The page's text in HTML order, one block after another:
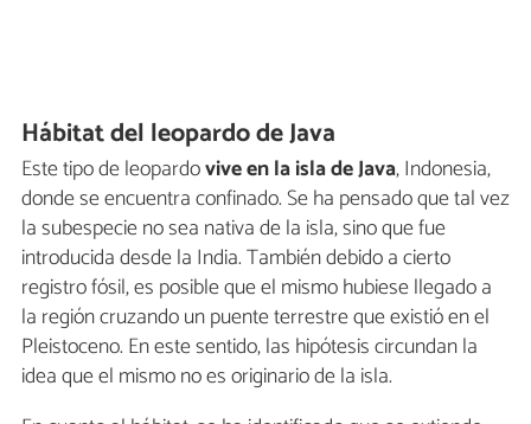
Hábitat del leopardo de Java
Este tipo de leopardovive en la isla de Java, Indonesia,
donde se encuentra confinado. Se ha pensado que tal vez
la subespecie no sea nativa de la isla, sino que fue
introducida desde la India. También debido a cierto
registro fósil, es posible que el mismo hubiese llegado a
la región cruzando un puente terrestre que existió en el
Pleistoceno. En este sentido, las hipótesis circundan la
idea que el mismo no es originario de la isla.